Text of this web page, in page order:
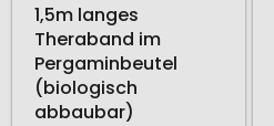
1,5m langes
Theraband im
Pergaminbeutel
(biologisch
abbaubar)